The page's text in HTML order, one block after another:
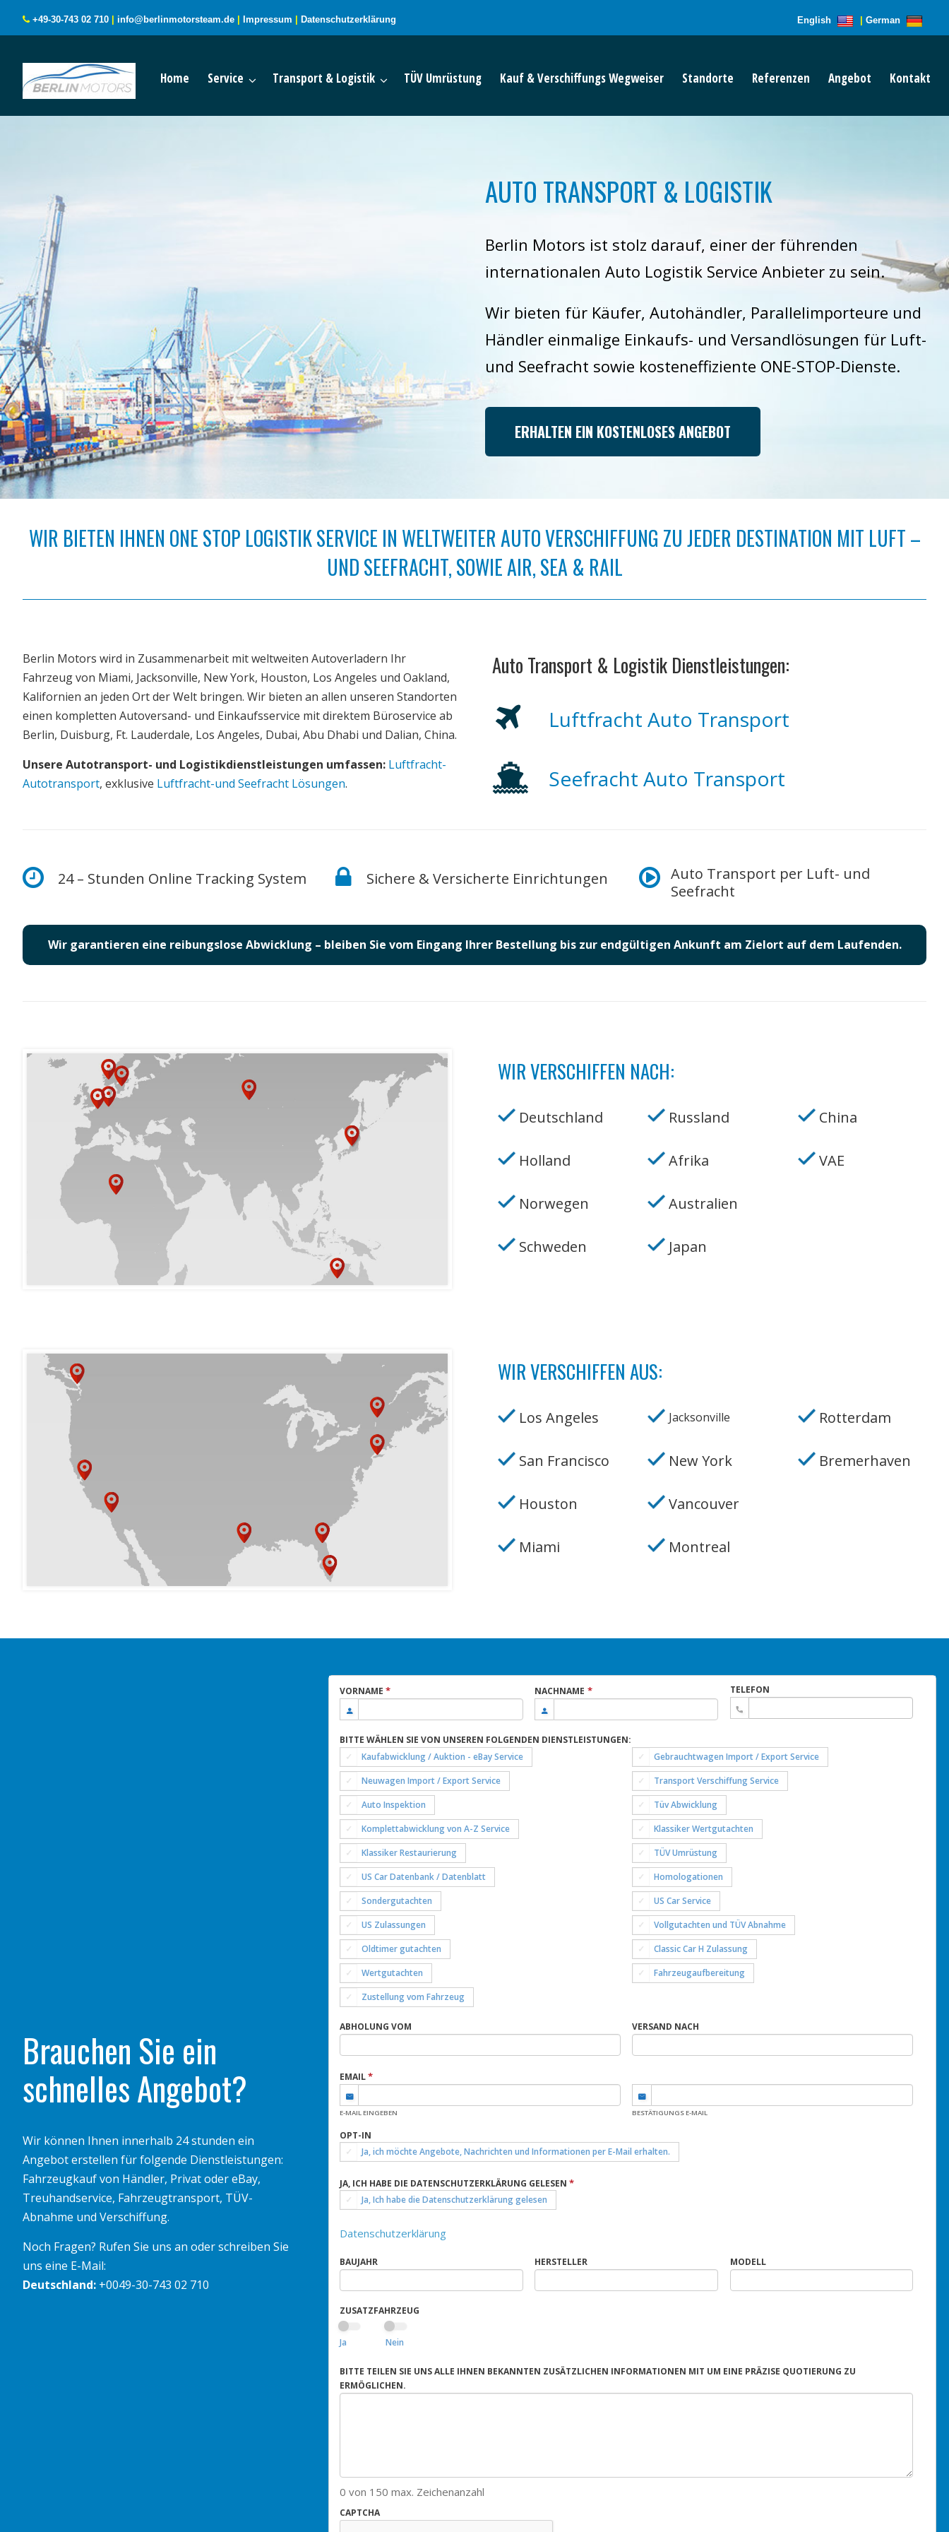
+49-30-743 02 710 info@berlinmotorsteam.de Impressum Datenschutzerklärung English German
Home Service Transport & Logistik TÜV Umrüstung Kauf & Verschiffungs Wegweiser Standorte Referenzen Angebot Kontakt
AUTO TRANSPORT & LOGISTIK
Berlin Motors ist stolz darauf, einer der führenden
internationalen Auto Logistik Service Anbieter zu sein.
Wir bieten für Käufer, Autohändler, Parallelimporteure und
Händler einmalige Einkaufs- und Versandlösungen für Luft-
und Seefracht sowie kosteneffiziente ONE-STOP-Dienste.
ERHALTEN EIN KOSTENLOSES ANGEBOT
WIR BIETEN IHNEN ONE STOP LOGISTIK SERVICE IN WELTWEITER AUTO VERSCHIFFUNG ZU JEDER DESTINATION MIT LUFT –
UND SEEFRACHT, SOWIE AIR, SEA & RAIL
Berlin Motors wird in Zusammenarbeit mit weltweiten Autoverladern Ihr
Fahrzeug von Miami, Jacksonville, New York, Houston, Los Angeles und Oakland,
Kalifornien an jeden Ort der Welt bringen. Wir bieten an allen unseren Standorten
einen kompletten Autoversand- und Einkaufsservice mit direktem Büroservice ab
Berlin, Duisburg, Ft. Lauderdale, Los Angeles, Dubai, Abu Dhabi und Dalian, China.
Unsere Autotransport- und Logistikdienstleistungen umfassen: Luftfracht-
Autotransport, exklusive Luftfracht-und Seefracht Lösungen.
Auto Transport & Logistik Dienstleistungen:
Luftfracht Auto Transport
Seefracht Auto Transport
24 – Stunden Online Tracking System Sichere & Versicherte Einrichtungen
Auto Transport per Luft- und
Seefracht
Wir garantieren eine reibungslose Abwicklung – bleiben Sie vom Eingang Ihrer Bestellung bis zur endgültigen Ankunft am Zielort auf dem Laufenden.
WIR VERSCHIFFEN NACH:
Deutschland
Holland
Norwegen
Schweden
Russland
Afrika
Australien
Japan
China
VAE
WIR VERSCHIFFEN AUS:
Los Angeles
San Francisco
Houston
Miami
Jacksonville
New York
Vancouver
Montreal
Rotterdam
Bremerhaven
Brauchen Sie ein
schnelles Angebot?
Wir können Ihnen innerhalb 24 stunden ein
Angebot erstellen für folgende Dienstleistungen:
Fahrzeugkauf von Händler, Privat oder eBay,
Treuhandservice, Fahrzeugtransport, TÜV-
Abnahme und Verschiffung.
Noch Fragen? Rufen Sie uns an oder schreiben Sie
uns eine E-Mail:
Deutschland: +0049-30-743 02 710
VORNAME * NACHNAME * TELEFON
BITTE WÄHLEN SIE VON UNSEREN FOLGENDEN DIENSTLEISTUNGEN:
Kaufabwicklung / Auktion - eBay Service
Gebrauchtwagen Import / Export Service
Neuwagen Import / Export Service
Transport Verschiffung Service
Auto Inspektion
Tüv Abwicklung
Komplettabwicklung von A-Z Service
Klassiker Wertgutachten
Klassiker Restaurierung
TÜV Umrüstung
US Car Datenbank / Datenblatt
Homologationen
Sondergutachten
US Car Service
US Zulassungen
Vollgutachten und TÜV Abnahme
Oldtimer gutachten
Classic Car H Zulassung
Wertgutachten
Fahrzeugaufbereitung
Zustellung vom Fahrzeug
ABHOLUNG VOM VERSAND NACH
EMAIL*
E-MAIL EINGEBEN BESTÄTIGUNGS E-MAIL
OPT-IN
Ja, ich möchte Angebote, Nachrichten und Informationen per E-Mail erhalten.
JA, ICH HABE DIE DATENSCHUTZERKLÄRUNG GELESEN *
Ja, Ich habe die Datenschutzerklärung gelesen
Datenschutzerklärung
BAUJAHR HERSTELLER MODELL
ZUSATZFAHRZEUG
Ja Nein
BITTE TEILEN SIE UNS ALLE IHNEN BEKANNTEN ZUSÄTZLICHEN INFORMATIONEN MIT UM EINE PRÄZISE QUOTIERUNG ZU
ERMÖGLICHEN.
0 von 150 max. Zeichenanzahl
CAPTCHA